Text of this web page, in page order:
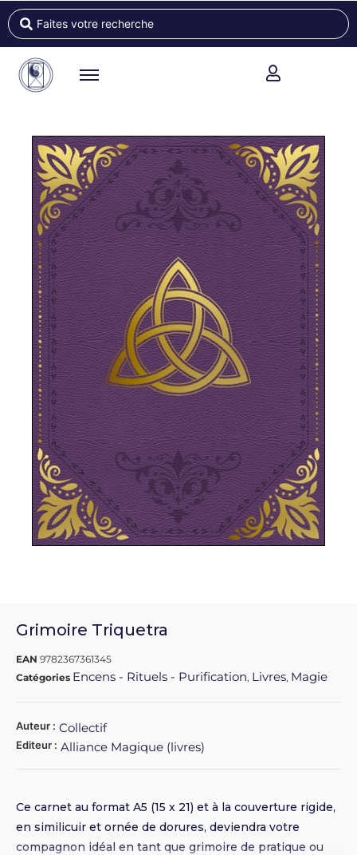
Grimoire Triquetra
EAN 9782367361345
Catégories Encens - Rituels - Purification, Livres, Magie
Auteur : Collectif
Editeur : Alliance Magique (livres)
Ce carnet au format A5 (15 x 21) et à la couverture rigide,
en similicuir et ornée de dorures, deviendra votre
compagnon idéal en tant que grimoire de pratique ou